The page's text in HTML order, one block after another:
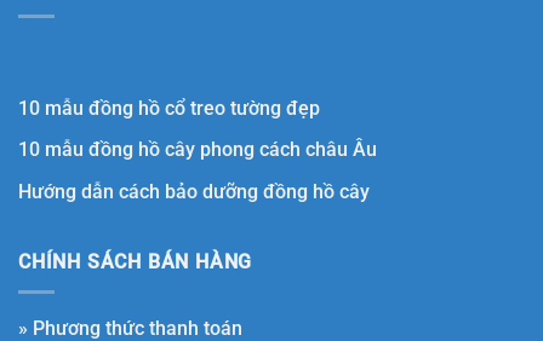
10 mẫu đồng hồ cổ treo tường đẹp
10 mẫu đồng hồ cây phong cách châu Âu
Hướng dẫn cách bảo dưỡng đồng hồ cây
CHÍNH SÁCH BÁN HÀNG
» Phương thức thanh toán